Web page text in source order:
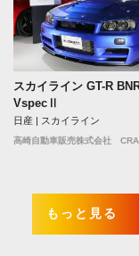
スカイライン GT-R
VspecⅡ
日産 | スカイライン
高崎自動車販売株式会社
もっと見る